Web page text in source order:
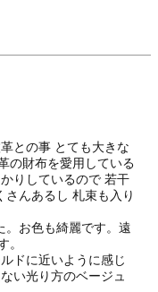
との事 とても大きな
の財布を愛用している
りしているので 若干
んあるし 札束も入り
。お色も綺麗です。遠
。
ドに近いように感じ
い光り方のベージュ